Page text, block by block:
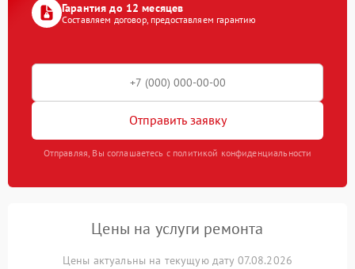
Гарантия до 12 месяцев
Составляем договор, предоставляем гарантию
Отправить заявку
Отправляя, Вы соглашаетесь с политикой конфиденциальности
Цены на услуги ремонта
Цены актуальны на текущую дату 07.08.2026